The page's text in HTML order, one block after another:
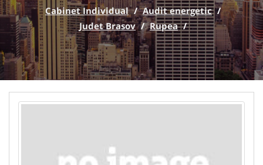
Cabinet Individual / Audit energetic /
Judet Brasov / Rupea /